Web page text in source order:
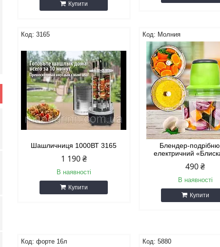
Купити
3165
Шашличниця 1000ВТ 3165
1 190 ₴
В наявності
Купити
Молния
Блендер-
електричний
490 ₴
В наявності
Купити
форте 16л 5880